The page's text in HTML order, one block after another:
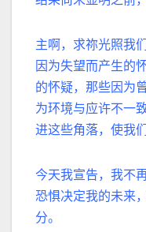
主啊，求祢光照我
因为失望而产生的
的怀疑，那些因为
为环境与应许不一
进这些角落，使我
今天我宣告，我不
恐惧决定我的未来
分。